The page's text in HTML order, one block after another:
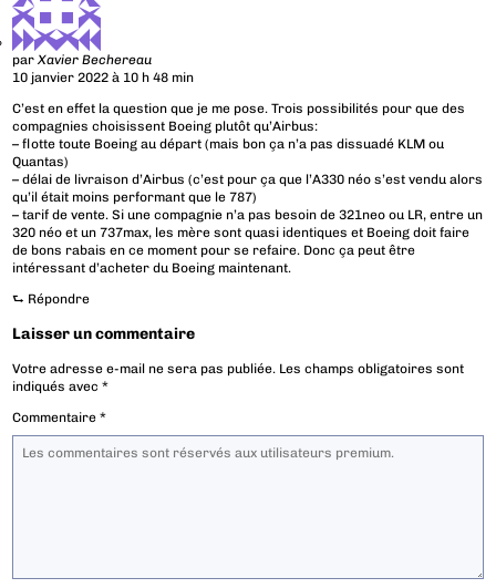
parXavier Bechereau
10 janvier 2022 à 10 h 48 min
C’est en effet la question que je me pose. Trois possibilités pour que des
compagnies choisissent Boeing plutôt qu’Airbus:
– flotte toute Boeing au départ (mais bon ça n’a pas dissuadé KLM ou
Quantas)
– délai de livraison d’Airbus (c’est pour ça que l’A330 néo s’est vendu alors
qu’il était moins performant que le 787)
– tarif de vente. Si une compagnie n’a pas besoin de 321neo ou LR, entre un
320 néo et un 737max, les mère sont quasi identiques et Boeing doit faire
de bons rabais en ce moment pour se refaire. Donc ça peut être
intéressant d’acheter du Boeing maintenant.
⮑ Répondre
Laisser un commentaire
Votre adresse e-mail ne sera pas publiée. Les champs obligatoires sont
indiqués avec*
Commentaire*